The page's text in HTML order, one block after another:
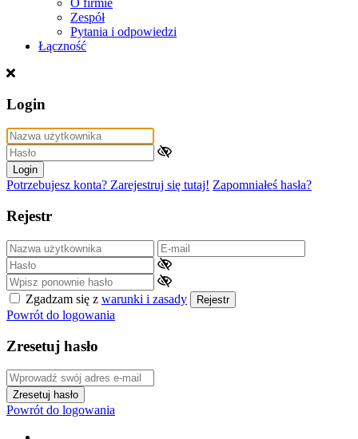
O firmie
Zespół
Pytania i odpowiedzi
Łączność
Login
Login
Potrzebujesz konta? Zarejestruj się tutaj! Zapomniałeś hasła?
Rejestr
Zgadzam się z warunki i zasady Rejestr
Powrót do logowania
Zresetuj hasło
Zresetuj hasło
Powrót do logowania